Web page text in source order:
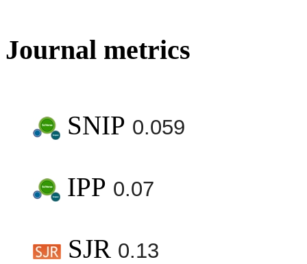
Journal metrics
SNIP 0.059
IPP 0.07
SJR 0.13